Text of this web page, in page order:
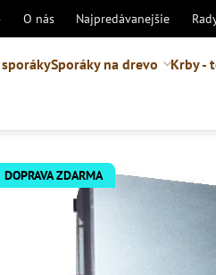
O nás Najpredávanejšie
Sporáky na drevo Krby -
DOPRAVA ZDARMA